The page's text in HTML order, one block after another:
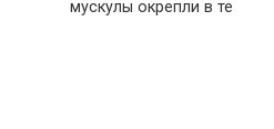
мускулы окрепли в те